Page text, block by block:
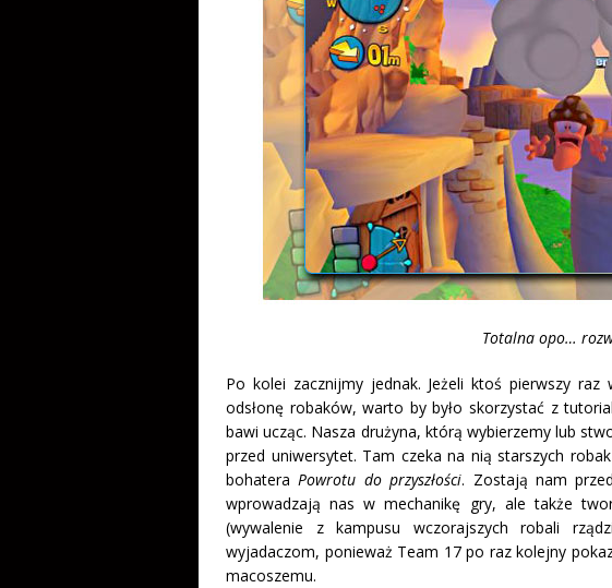
Totalna opo…
Po kolei zacznijmy jednak. Jeżeli ktoś pierwszy
odsłonę robaków, warto by było skorzystać z
bawi ucząc. Nasza drużyna, którą wybierzemy lub
przed uniwersytet. Tam czeka na nią starszych
bohatera Powrotu do przyszłości. Zostają nam
wprowadzają nas w mechanikę gry, ale także
(wywalenie z kampusu wczorajszych robali
wyjadaczom, ponieważ Team 17 po raz kolejny
macoszemu.